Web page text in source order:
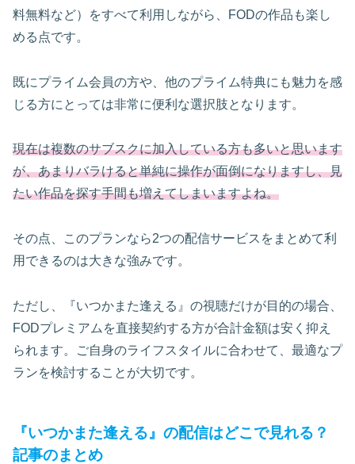
料無料など）をすべて利用しながら、FODの作品も楽し
める点です。
既にプライム会員の方や、他のプライム特典にも魅力を感
じる方にとっては非常に便利な選択肢となります。
現在は複数のサブスクに加入している方も多いと思います
が、あまりバラけると単純に操作が面倒になりますし、見
たい作品を探す手間も増えてしまいますよね。
その点、このプランなら2つの配信サービスをまとめて利
用できるのは大きな強みです。
ただし、『いつかまた逢える』の視聴だけが目的の場合、
FODプレミアムを直接契約する方が合計金額は安く抑え
られます。ご自身のライフスタイルに合わせて、最適なプ
ランを検討することが大切です。
『いつかまた逢える』の配信はどこで見れる？
記事のまとめ